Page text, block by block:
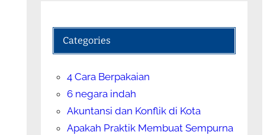
Categories
4 Cara Berpakaian
6 negara indah
Akuntansi dan Konflik di Kota
Apakah Praktik Membuat Sempurna